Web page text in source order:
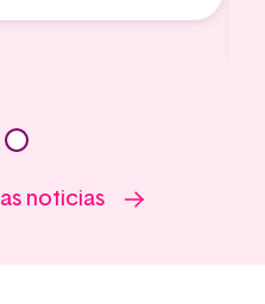
noticias